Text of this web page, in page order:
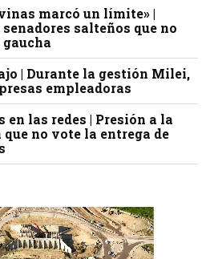
marcó un límite» |
salteños que no
| Durante la gestión Milei,
empleadoras
en las redes | Presión a la
no vote la entrega de